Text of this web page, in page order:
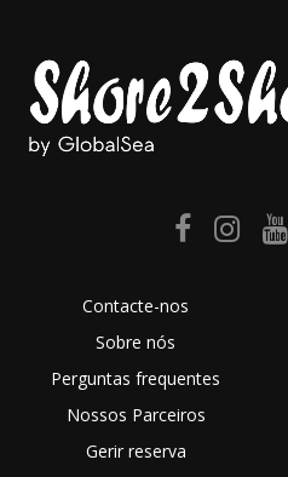
Contacte-nos
Sobre nós
Perguntas frequentes
Nossos Parceiros
Gerir reserva